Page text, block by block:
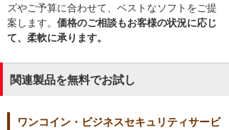
ズやご予算に合わせて、ベストなソフトをご提
案します。 価格のご相談もお客様の状況に応じ
て、柔軟に承ります。
関連製品を無料でお試し
ワンコイン・ビジネスセキュリティサービ